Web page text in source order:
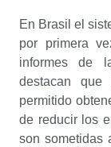
En Brasil el
por primera
informes de
destacan
permitido
de reducir los
son sometidas